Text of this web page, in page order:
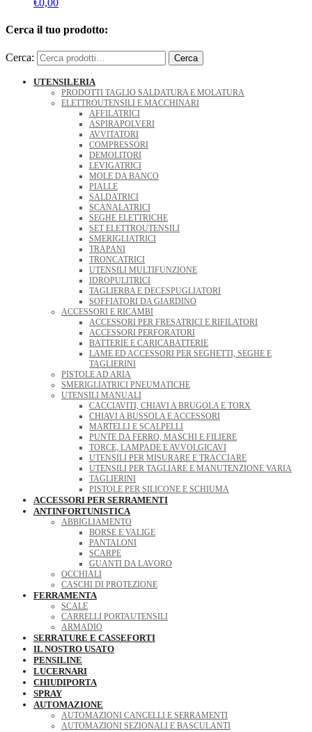
Cerca il tuo prodotto:
Cerca: Cerca
UTENSILERIA
PRODOTTI TAGLIO SALDATURA E MOLATURA
ELETTROUTENSILI E MACCHINARI
AFFILATRICI
ASPIRAPOLVERI
AVVITATORI
COMPRESSORI
DEMOLITORI
LEVIGATRICI
MOLE DA BANCO
PIALLE
SALDATRICI
SCANALATRICI
SEGHE ELETTRICHE
SET ELETTROUTENSILI
SMERIGLIATRICI
TRAPANI
TRONCATRICI
UTENSILI MULTIFUNZIONE
IDROPULITRICI
TAGLIERBA E DECESPUGLIATORI
SOFFIATORI DA GIARDINO
ACCESSORI E RICAMBI
ACCESSORI PER FRESATRICI E RIFILATORI
ACCESSORI PERFORATORI
BATTERIE E CARICABATTERIE
LAME ED ACCESSORI PER SEGHETTI, SEGHE E
TAGLIERINI
PISTOLE AD ARIA
SMERIGLIATRICI PNEUMATICHE
UTENSILI MANUALI
CACCIAVITI, CHIAVI A BRUGOLA E TORX
CHIAVI A BUSSOLA E ACCESSORI
MARTELLI E SCALPELLI
PUNTE DA FERRO, MASCHI E FILIERE
TORCE, LAMPADE E AVVOLGICAVI
UTENSILI PER MISURARE E TRACCIARE
UTENSILI PER TAGLIARE E MANUTENZIONE VARIA
TAGLIERINI
PISTOLE PER SILICONE E SCHIUMA
ACCESSORI PER SERRAMENTI
ANTINFORTUNISTICA
ABBIGLIAMENTO
BORSE E VALIGE
PANTALONI
SCARPE
GUANTI DA LAVORO
OCCHIALI
CASCHI DI PROTEZIONE
FERRAMENTA
SCALE
CARRELLI PORTAUTENSILI
ARMADIO
SERRATURE E CASSEFORTI
IL NOSTRO USATO
PENSILINE
LUCERNARI
CHIUDIPORTA
SPRAY
AUTOMAZIONE
AUTOMAZIONI CANCELLI E SERRAMENTI
AUTOMAZIONI SEZIONALI E BASCULANTI